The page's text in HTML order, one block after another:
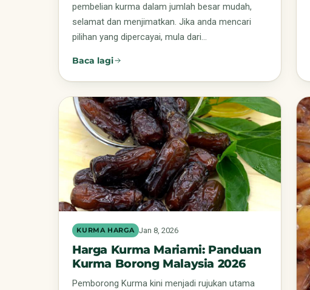
pembelian kurma dalam jumlah besar mudah,
selamat dan menjimatkan. Jika anda mencari
pilihan yang dipercayai, mula dari…
Baca lagi
KURMA HARGA Jan 8, 2026
Harga Kurma Mariami: Panduan
Kurma Borong Malaysia 2026
Pemborong Kurma kini menjadi rujukan utama